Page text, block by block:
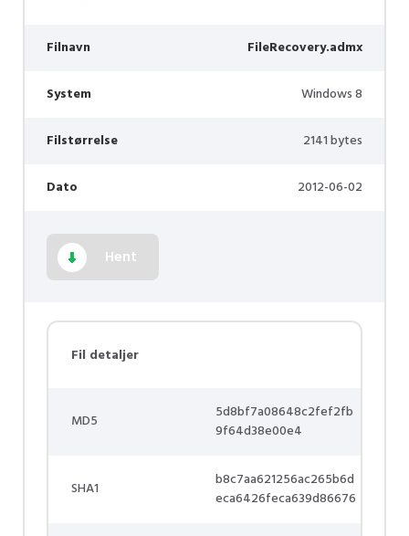
Filnavn FileRecovery.admx
System Windows 8
Filstørrelse 2141 bytes
Dato 2012-06-02
Hent
Fil detaljer
MD5
5d8bf7a08648c2fef2fb
9f64d38e00e4
SHA1
b8c7aa621256ac265b6d
eca6426feca639d86676